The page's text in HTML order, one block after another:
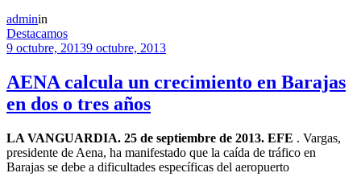
adminin
Destacamos
9 octubre, 20139 octubre, 2013
AENA calcula un crecimiento en Barajas
en dos o tres años
LA VANGUARDIA. 25 de septiembre de 2013. EFE . Vargas,
presidente de Aena, ha manifestado que la caída de tráfico en
Barajas se debe a dificultades específicas del aeropuerto